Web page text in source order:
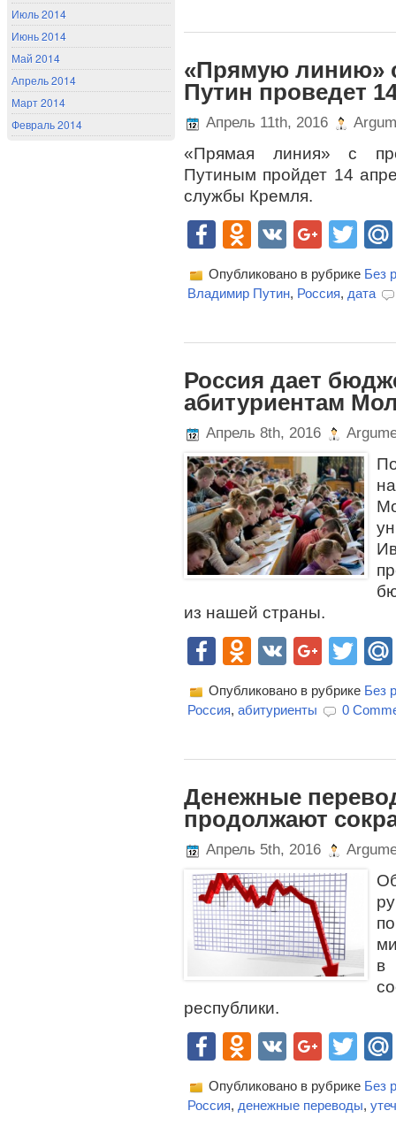
Июль 2014
Июнь 2014
Май 2014
Апрель 2014
Март 2014
Февраль 2014
«Прямую линию»
Путин проведет
Апрель 11th, 2016
«Прямая линия» с
Путиным пройдет 14
службы Кремля.
Facebook
VK
Опубликовано в рубрике Без
Владимир Путин, Россия, дата
Россия дает
абитуриентам
Апрель 8th, 2016
из нашей страны.
Facebook
VK
Опубликовано в рубрике Без
Россия, абитуриенты 0
Денежные
продолжают
Апрель 5th, 2016
в
республики.
Facebook
VK
Опубликовано в рубрике Без
Россия, денежные переводы,